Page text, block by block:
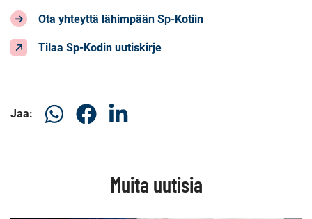
Ota yhteyttä lähimpään Sp-Kotiin
Tilaa Sp-Kodin uutiskirje
Jaa:
Jaa
WhatsApissa
Jaa
Facebookissa
Jaa
Muita uutisia